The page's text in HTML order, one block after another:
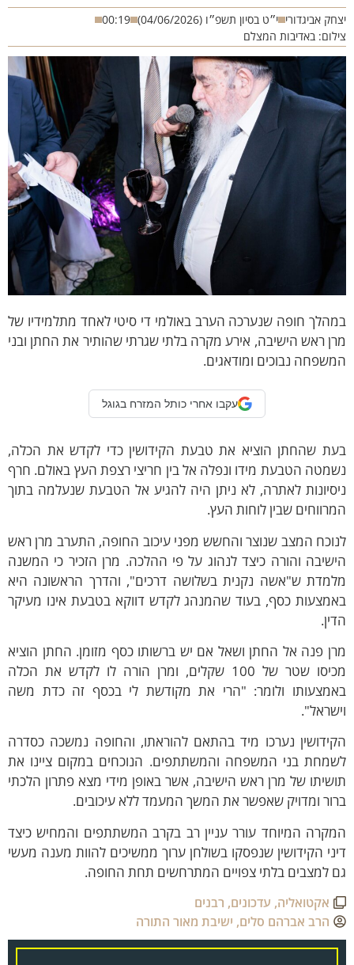
אביגדורי י״ט בסיון תשפ״ו (04/06/2026)
00:19
באדיבות המצלם
חופה שנערכה הערב באולמי די סיטי לאחד מתלמידיו של
ראש הישיבה, אירע מקרה בלתי שגרתי שהותיר את החתן ובני
נבוכים ומודאגים.
עקבו אחרי כותל המזרח בגוגל
שהחתן הוציא את טבעת הקידושין כדי לקדש את הכלה,
הטבעת מידו ונפלה אל בין חריצי רצפת העץ באולם. חרף
לאתרה, לא ניתן היה להגיע אל הטבעת שנעלמה בתוך
שבין לוחות העץ.
המצב שנוצר והחשש מפני עיכוב החופה, התערב מרן ראש
והורה כיצד לנהוג על פי ההלכה. מרן הזכיר כי המשנה
ש"אשה נקנית בשלושה דרכים", והדרך הראשונה היא
כסף, בעוד שהמנהג לקדש דווקא בטבעת אינו מעיקר
פנה אל החתן ושאל אם יש ברשותו כסף מזומן. החתן הוציא
מכיסו שטר של 100 שקלים, ומרן הורה לו לקדש את הכלה
ולומר: "הרי את מקודשת לי בכסף זה כדת משה
נערכו מיד בהתאם להוראתו, והחופה נמשכה כסדרה
בני המשפחה והמשתתפים. הנוכחים במקום ציינו את
של מרן ראש הישיבה, אשר באופן מידי מצא פתרון הלכתי
ומדויק שאפשר את המשך המעמד ללא עיכובים.
המיוחד עורר עניין רב בקרב המשתתפים והמחיש כיצד
הקידושין שנפסקו בשולחן ערוך ממשיכים להוות מענה מעשי
למצבים בלתי צפויים המתרחשים תחת החופה.
אקטואליה,עדכונים,רבנים
הרב אברהם סלים,ישיבת מאור התורה